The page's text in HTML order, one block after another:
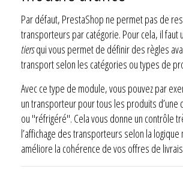
Par défaut, PrestaShop ne permet pas de
transporteurs par catégorie. Pour cela, il faut
tiersqui vous permet de définir des règles
transport selon les catégories ou types de
Avec ce type de module, vous pouvez par
un transporteur pour tous les produits d’une
ou "réfrigéré". Cela vous donne un contrôle
l’affichage des transporteurs selon la
améliore la cohérence de vos offres de